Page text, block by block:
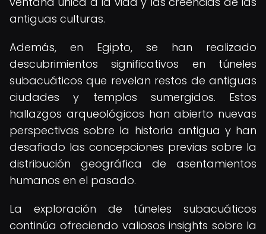
antiguas culturas.
Además, en Egipto, se han realizado
descubrimientos significativos en túneles
subacuáticos que revelan restos de antiguas
ciudades y templos sumergidos. Estos
hallazgos arqueológicos han abierto nuevas
perspectivas sobre la historia antigua y han
desafiado las concepciones previas sobre la
distribución geográfica de asentamientos
humanos en el pasado.
La exploración de túneles subacuáticos
continúa ofreciendo valiosos insights sobre la